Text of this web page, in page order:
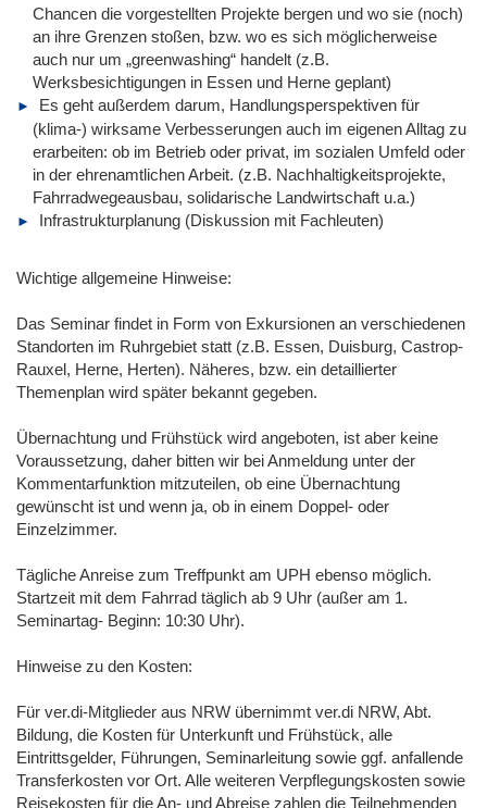
Chancen die vorgestellten Projekte bergen und wo sie (noch)
an ihre Grenzen stoßen, bzw. wo es sich möglicherweise
auch nur um „greenwashing“ handelt (z.B.
Werksbesichtigungen in Essen und Herne geplant)
Es geht außerdem darum, Handlungsperspektiven für
(klima-) wirksame Verbesserungen auch im eigenen Alltag zu
erarbeiten: ob im Betrieb oder privat, im sozialen Umfeld oder
in der ehrenamtlichen Arbeit. (z.B. Nachhaltigkeitsprojekte,
Fahrradwegeausbau, solidarische Landwirtschaft u.a.)
Infrastrukturplanung (Diskussion mit Fachleuten)
Wichtige allgemeine Hinweise:
Das Seminar findet in Form von Exkursionen an verschiedenen
Standorten im Ruhrgebiet statt (z.B. Essen, Duisburg, Castrop-
Rauxel, Herne, Herten). Näheres, bzw. ein detaillierter
Themenplan wird später bekannt gegeben.
Übernachtung und Frühstück wird angeboten, ist aber keine
Voraussetzung, daher bitten wir bei Anmeldung unter der
Kommentarfunktion mitzuteilen, ob eine Übernachtung
gewünscht ist und wenn ja, ob in einem Doppel- oder
Einzelzimmer.
Tägliche Anreise zum Treffpunkt am UPH ebenso möglich.
Startzeit mit dem Fahrrad täglich ab 9 Uhr (außer am 1.
Seminartag- Beginn: 10:30 Uhr).
Hinweise zu den Kosten:
Für ver.di-Mitglieder aus NRW übernimmt ver.di NRW, Abt.
Bildung, die Kosten für Unterkunft und Frühstück, alle
Eintrittsgelder, Führungen, Seminarleitung sowie ggf. anfallende
Transferkosten vor Ort. Alle weiteren Verpflegungskosten sowie
Reisekosten für die An- und Abreise zahlen die Teilnehmenden